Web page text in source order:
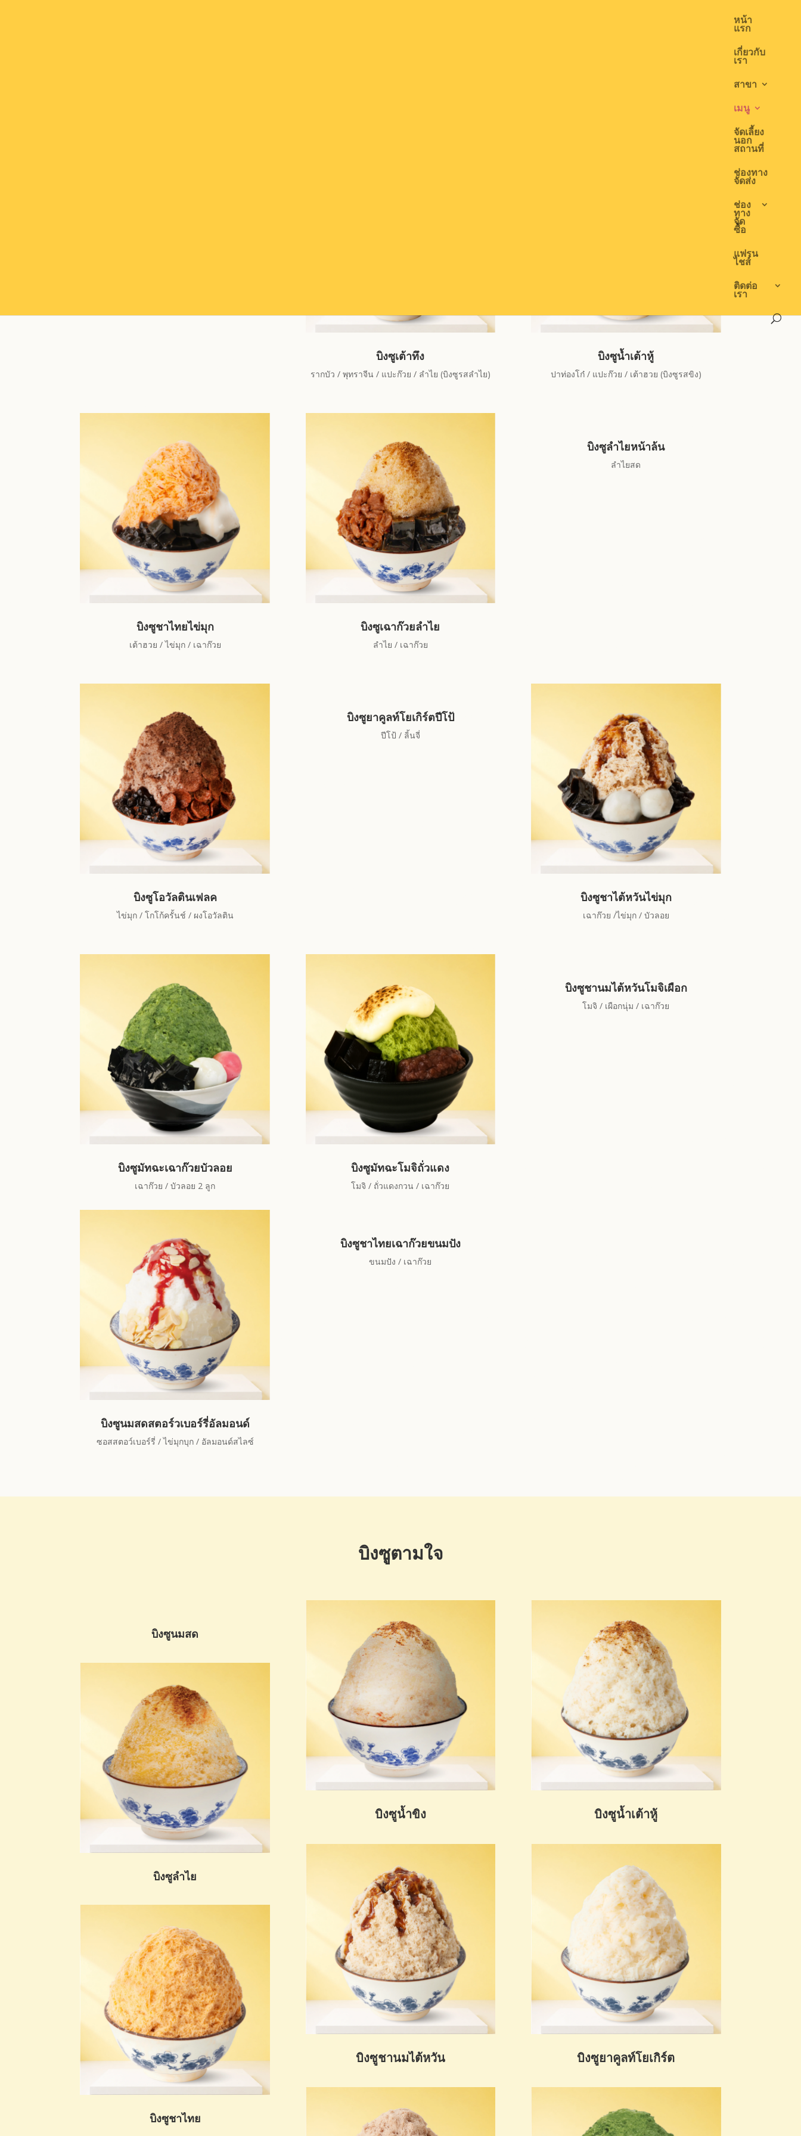
หน้า
แรก
เกี่ยวกับ
เรา
สาขา
เมนู
จัดเลี้ยง
นอก
สถานที่
ช่องทาง
จัดส่ง
ช่อง
ทาง
จัด
ซื้อ
แฟรน
ไชส์
ติดต่อ
เรา
บิงซูเต้าทึง
รากบัว / พุทราจีน / แปะก๊วย / ลำไย (บิงซูรสลำไย)
บิงซูน้ำเต้าหู้
ปาท่องโก๋ / แปะก๊วย / เต้าฮวย (บิงซูรสขิง)
บิงซูชาไทยไข่มุก
เต้าฮวย / ไข่มุก / เฉาก๊วย
บิงซูเฉาก๊วยลำไย
ลำไย / เฉาก๊วย
บิงซูลำไยหน้าล้น
ลำไยสด
บิงซูโอวัลตินเฟลค
ไข่มุก / โกโก้ครั้นช์ / ผงโอวัลติน
บิงซูยาคูลท์โยเกิร์ตปีโป้
ปีโป้ / ลิ้นจี่
บิงซูชาไต้หวันไข่มุก
เฉาก๊วย /ไข่มุก / บัวลอย
บิงซูมัทฉะเฉาก๊วยบัวลอย
เฉาก๊วย / บัวลอย 2 ลูก
บิงซูนมสดสตอร์วเบอร์รี่อัลมอนด์
ซอสสตอว์เบอร์รี่ / ไข่มุกบุก / อัลมอนด์สไลซ์
บิงซูมัทฉะโมจิถั่วแดง
โมจิ / ถั่วแดงกวน / เฉาก๊วย
บิงซูชาไทยเฉาก๊วยขนมปัง
ขนมปัง / เฉาก๊วย
บิงซูชานมไต้หวันโมจิเผือก
โมจิ / เผือกนุ่ม / เฉาก๊วย
บิงซูตามใจ
บิงซูนมสด
บิงซูลำไย
บิงซูชาไทย
บิงซูน้ำขิง
บิงซูชานมไต้หวัน
บิงซูน้ำเต้าหู้
บิงซูยาคูลท์โยเกิร์ต